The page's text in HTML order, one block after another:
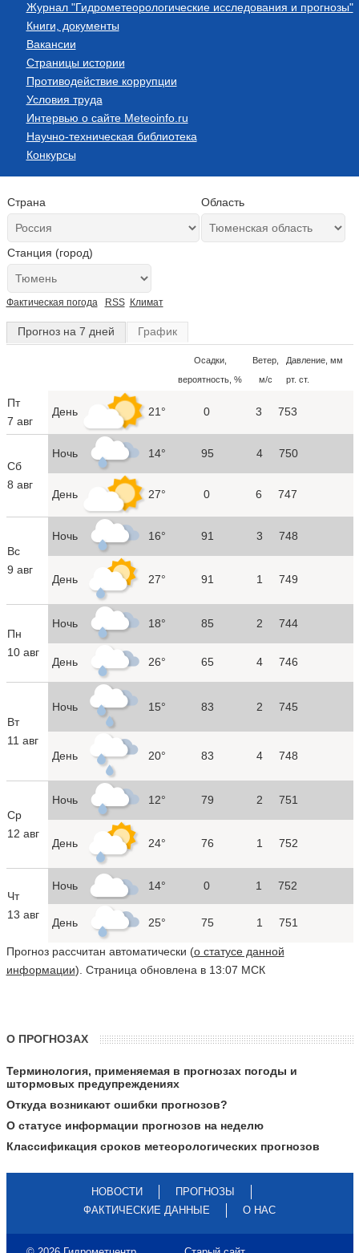
Журнал "Гидрометеорологические исследования и прогнозы"
Книги, документы
Вакансии
Страницы истории
Противодействие коррупции
Условия труда
Интервью о сайте Meteoinfo.ru
Научно-техническая библиотека
Конкурсы
Страна Область
Станция (город)
Фактическая погода RSS Климат
Прогноз на 7 дней График
Осадки,
вероятность, %
Ветер,
м/с
Давление, мм
рт. ст.
Пт
7 авг
День 21° 0 3 753
Сб
8 авг
Ночь 14° 95 4 750
День 27° 0 6 747
Вс
9 авг
Ночь 16° 91 3 748
День 27° 91 1 749
Пн
10 авг
Ночь 18° 85 2 744
День 26° 65 4 746
Вт
11 авг
Ночь 15° 83 2 745
День 20° 83 4 748
Ср
12 авг
Ночь 12° 79 2 751
День 24° 76 1 752
Чт
13 авг
Ночь 14° 0 1 752
День 25° 75 1 751
Прогноз рассчитан автоматически (о статусе данной
информации). Страница обновлена в 13:07 МСК
О ПРОГНОЗАХ
Терминология, применяемая в прогнозах погоды и
штормовых предупреждениях
Откуда возникают ошибки прогнозов?
О статусе информации прогнозов на неделю
Классификация сроков метеорологических прогнозов
НОВОСТИ
ПРОГНОЗЫ
ФАКТИЧЕСКИЕ ДАННЫЕ
О НАС